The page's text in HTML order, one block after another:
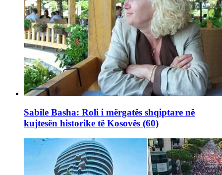
Sabile Basha: Roli i mërgatës shqiptare në
kujtesën historike të Kosovës (60)